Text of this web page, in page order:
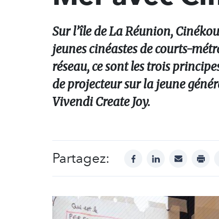
Sur l’île de La Réunion,
jeunes cinéastes de courts-
réseau, ce sont les trois
de projecteur sur la jeune
Vivendi Create Joy.
Partagez: facebooklinkedinmail print